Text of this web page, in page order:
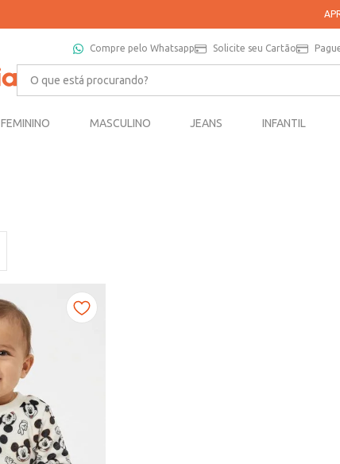
Compre pelo Whatsapp Solicite seu Cartão
O que está procurando?
FEMININO MASCULINO JEANS INFANTIL